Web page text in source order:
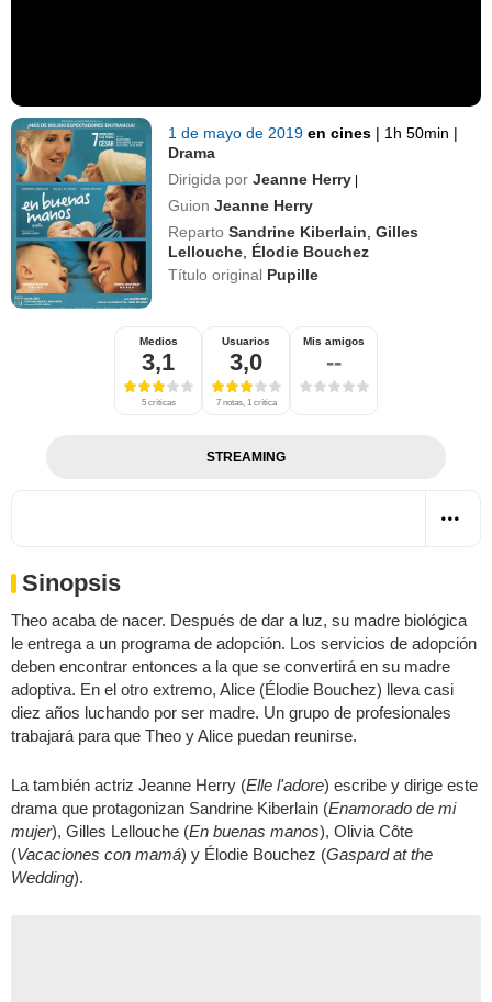
1 de mayo de 2019en cines | 1h 50min |
Drama
Dirigida por Jeanne Herry |
Guion Jeanne Herry
Reparto Sandrine Kiberlain ,Gilles
Lellouche Élodie Bouchez
Título original Pupille
Medios
3,1
5 críticas
Usuarios
3,0
7 notas, 1 crítica
Mis amigos
--
STREAMING
Sinopsis
Theo acaba de nacer. Después de dar a luz, su madre biológica
le entrega a un programa de adopción. Los servicios de adopción
deben encontrar entonces a la que se convertirá en su madre
adoptiva. En el otro extremo, Alice (Élodie Bouchez) lleva casi
diez años luchando por ser madre. Un grupo de profesionales
trabajará para que Theo y Alice puedan reunirse.
La también actriz Jeanne Herry (Elle l'adore) escribe y dirige este
drama que protagonizan Sandrine Kiberlain (Enamorado de mi
mujer), Gilles Lellouche (En buenas manos), Olivia Côte
(Vacaciones con mamá) y Élodie Bouchez (Gaspard at the
Wedding).